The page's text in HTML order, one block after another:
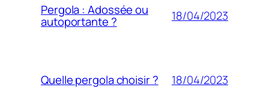
Pergola : Adossée ou
autoportante ? 18/04/2023
Quelle pergola choisir ? 18/04/2023